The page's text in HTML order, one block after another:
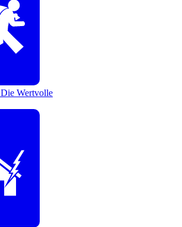
Die Wertvolle